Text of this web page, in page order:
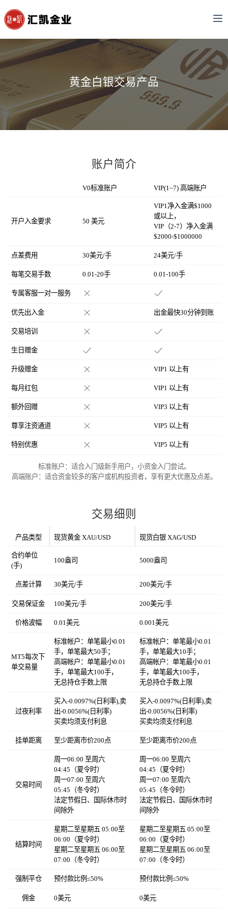
黄金白银交易产品
账户简介
V0标准账户 VIP(1~7) 高端账户
开户入金要求 50 美元
VIP1净入金满$1000
或以上，
VIP（2-7）净入金满
$2000-$1000000
点差费用 30美元/手 24美元/手
每笔交易手数 0.01-20手 0.01-100手
专属客服一对一服务
优先出入金 出金最快30分钟到账
交易培训
生日赠金
升级赠金 VIP1 以上有
每月红包 VIP1 以上有
额外回赠 VIP3 以上有
尊享注资通道 VIP5 以上有
特别优惠 VIP5 以上有
标准账户：适合入门级新手用户，小资金入门尝试。
高端账户：适合资金较多的客户或机构投资者，享有更大优惠及点差。
交易细则
产品类型 现货黄金 XAU/USD 现货白银 XAG/USD
合约单位
(手)
100盎司 5000盎司
点差计算 30美元/手 200美元/手
交易保证金 100美元/手 200美元/手
价格波幅 0.01美元 0.001美元
MT5每次下
单交易量
标准帐户：单笔最小0.01
手，单笔最大50手；
高端帐户：单笔最小0.01
手，单笔最大100手，
无总持仓手数上限
标准帐户：单笔最小0.01
手，单笔最大10手；
高端帐户：单笔最小0.01
手，单笔最大100手，
无总持仓手数上限
过夜利率
买入-0.0097%(日利率),卖
出-0.0056%(日利率)
买卖均须支付利息
买入-0.0097%(日利率),卖
出-0.0056%(日利率)
买卖均须支付利息
挂单距离 至少距离市价200点 至少距离市价200点
交易时间
周一06:00 至周六
04:45（夏令时）
周一07:00 至周六
05:45（冬令时）
法定节假日、国际休市时
间除外
周一06:00 至周六
04:45（夏令时）
周一07:00 至周六
05:45（冬令时）
法定节假日、国际休市时
间除外
结算时间
星期二至星期五 05:00至
06:00（夏令时）
星期二至星期五 06:00至
07:00（冬令时）
星期二至星期五 05:00至
06:00（夏令时）
星期二至星期五 06:00至
07:00（冬令时）
强制平仓 预付款比例≤50% 预付款比例≤50%
佣金 0美元 0美元